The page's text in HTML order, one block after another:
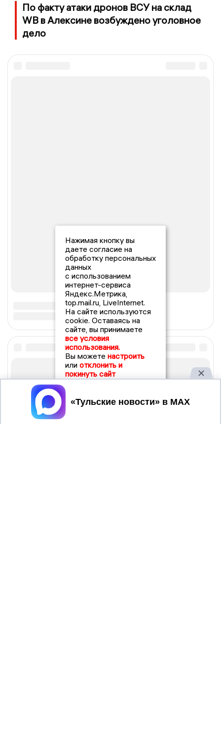
По факту атаки дронов ВСУ на склад
WB в Алексине возбуждено уголовное
дело
Нажимая кнопку вы
даете согласие на
обработку персональных
данных
с использованием
интернет-сервиса
Яндекс.Метрика,
top.mail.ru, LiveInternet.
На сайте используются
cookie. Оставаясь на
сайте, вы принимаете
все условия
использования.
Вы можете настроить
или отклонить и
покинуть сайт
Принять